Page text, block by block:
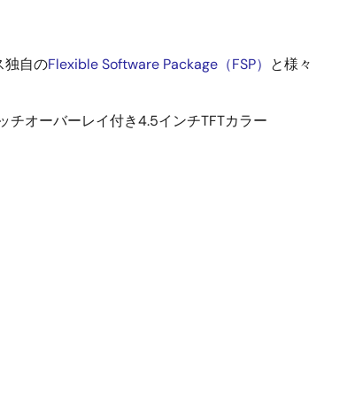
独自のFlexible Software Package（FSP） と様々
チオーバーレイ付き4.5インチTFTカラー